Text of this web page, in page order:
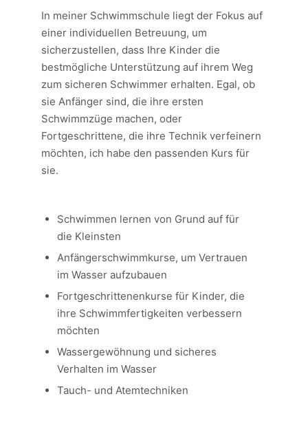
In meiner Schwimmschule liegt der Fokus auf
einer individuellen Betreuung, um
sicherzustellen, dass Ihre Kinder die
bestmögliche Unterstützung auf ihrem Weg
zum sicheren Schwimmer erhalten. Egal, ob
sie Anfänger sind, die ihre ersten
Schwimmzüge machen, oder
Fortgeschrittene, die ihre Technik verfeinern
möchten, ich habe den passenden Kurs für
sie.
Schwimmen lernen von Grund auf für
die Kleinsten
Anfängerschwimmkurse, um Vertrauen
im Wasser aufzubauen
Fortgeschrittenenkurse für Kinder, die
ihre Schwimmfertigkeiten verbessern
möchten
Wassergewöhnung und sicheres
Verhalten im Wasser
Tauch- und Atemtechniken